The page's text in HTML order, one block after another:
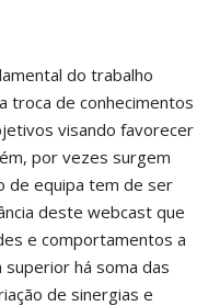
do trabalho
troca de conhecimentos
visando favorecer
por vezes surgem
de equipa tem de ser
deste webcast que
e comportamentos a
há soma das
de sinergias e